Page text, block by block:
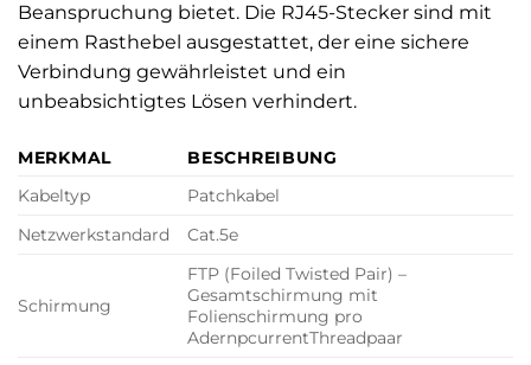
Beanspruchung bietet. Die RJ45-Stecker sind mit
einem Rasthebel ausgestattet, der eine sichere
Verbindung gewährleistet und ein
unbeabsichtigtes Lösen verhindert.
MERKMAL
BESCHREIBUNG
Kabeltyp
Patchkabel
Netzwerkstandard
Cat.5e
Schirmung
FTP (Foiled Twisted Pair) –
Gesamtschirmung mit
Folienschirmung pro
AdernpcurrentThreadpaar